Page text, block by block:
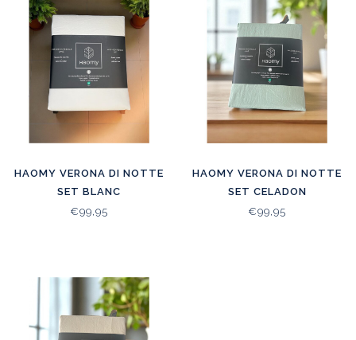
HAOMY VERONA DI NOTTE
SET BLANC
€99,95
HAOMY VERONA DI NOTTE
SET CELADON
€99,95